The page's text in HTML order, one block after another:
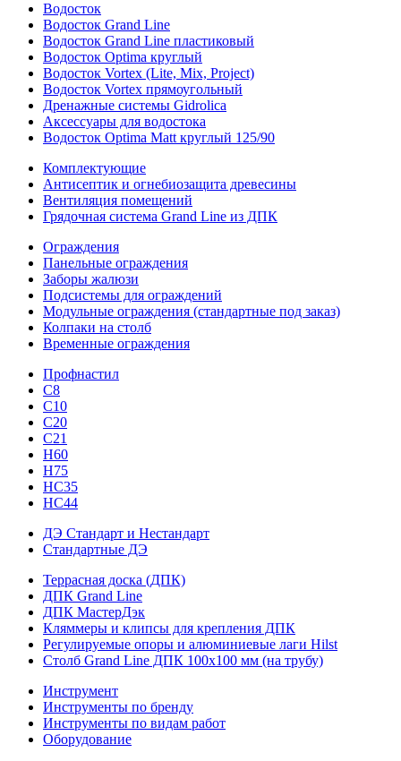
Водосток
Водосток Grand Line
Водосток Grand Line пластиковый
Водосток Optima круглый
Водосток Vortex (Lite, Mix, Project)
Водосток Vortex прямоугольный
Дренажные системы Gidrolica
Аксессуары для водостока
Водосток Optima Matt круглый 125/90
Комплектующие
Антисептик и огнебиозащита древесины
Вентиляция помещений
Грядочная система Grand Line из ДПК
Ограждения
Панельные ограждения
Заборы жалюзи
Подсистемы для ограждений
Модульные ограждения (стандартные под заказ)
Колпаки на столб
Временные ограждения
Профнастил
С8
С10
С20
С21
H60
H75
HС35
НС44
ДЭ Стандарт и Нестандарт
Стандартные ДЭ
Террасная доска (ДПК)
ДПК Grand Line
ДПК МастерДэк
Кляммеры и клипсы для крепления ДПК
Регулируемые опоры и алюминиевые лаги Hilst
Столб Grand Line ДПК 100х100 мм (на трубу)
Инструмент
Инструменты по бренду
Инструменты по видам работ
Оборудование